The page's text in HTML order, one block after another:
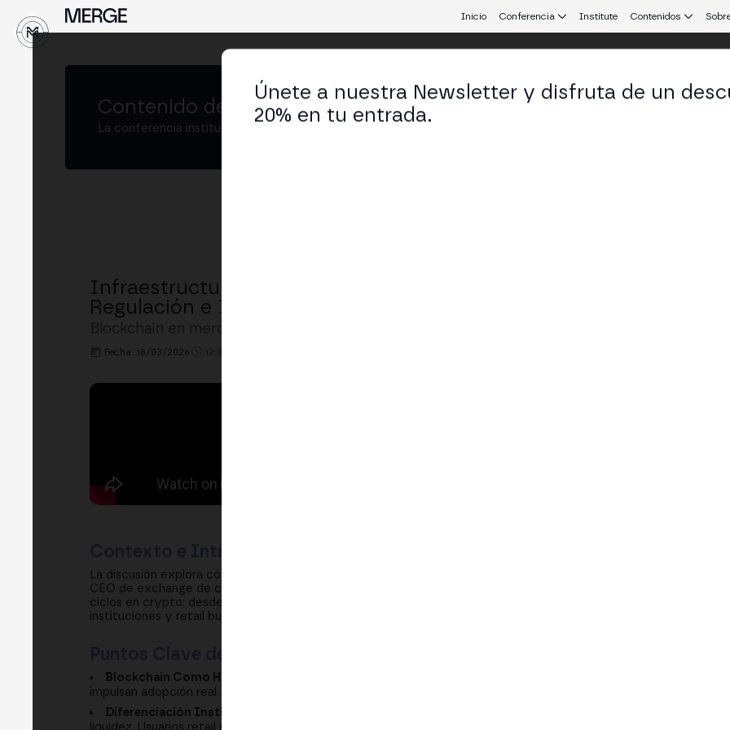
Inicio Conferencia Institute Contenidos
Contenido de MERGE São Paulo
La conferencia institucional de cripto y Web3 que conecta Europa y Latinoamérica.
Infraestructura Blockchain para Mercados de Capitales:
Regulación e Innovación
Fecha: 18/03/2026
La discusión explora cómo blockchain se está posicionando como infraestructura crítica para modernizar
CEO de exchange de cripto con 600,000+ usuarios y $8B en volumen histórico desde 2017 lidera la conversación
ciclos en crypto: desde el hype de ICOs, pasando por adopción institucional acelerada en 2020 con ETFs, hasta
instituciones y retail buscan acceso a activos tokenizados.
Blockchain Como Habilitador:
impulsan adopción real.
Diferenciación Institucional vs Retail:
liquidez. Usuarios retail se interesan por acceso a activos nuevos, transparencia y retornos.
Únete a nuestra Newsletter y disfruta de un
20% en tu entrada.